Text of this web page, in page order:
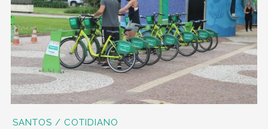
SANTOS / COTIDIANO